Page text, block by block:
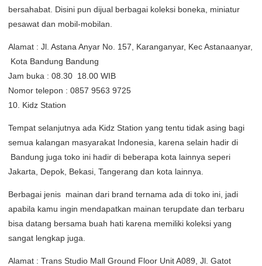
bersahabat. Disini pun dijual berbagai koleksi boneka, miniatur
pesawat dan mobil-mobilan.
Alamat : Jl. Astana Anyar No. 157, Karanganyar, Kec Astanaanyar,
Kota Bandung Bandung
Jam buka : 08.30  18.00 WIB
Nomor telepon : 0857 9563 9725
10. Kidz Station
Tempat selanjutnya ada Kidz Station yang tentu tidak asing bagi
semua kalangan masyarakat Indonesia, karena selain hadir di
Bandung juga toko ini hadir di beberapa kota lainnya seperi
Jakarta, Depok, Bekasi, Tangerang dan kota lainnya.
Berbagai jenis mainan dari brand ternama ada di toko ini, jadi
apabila kamu ingin mendapatkan mainan terupdate dan terbaru
bisa datang bersama buah hati karena memiliki koleksi yang
sangat lengkap juga.
Alamat : Trans Studio Mall Ground Floor Unit A089, Jl. Gatot